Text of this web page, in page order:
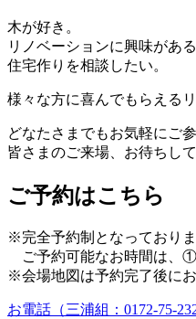
木が好き。
リノベーションに興味がある
住宅作りを相談したい。
様々な方に喜んでもらえる
どなたさまでもお気軽にご
皆さまのご来場、お待ちして
ご予約はこちら
※完全予約制となっておりま
ご予約可能なお時間は
※会場地図は予約完了後にお
お電話（三浦組：0172-75-